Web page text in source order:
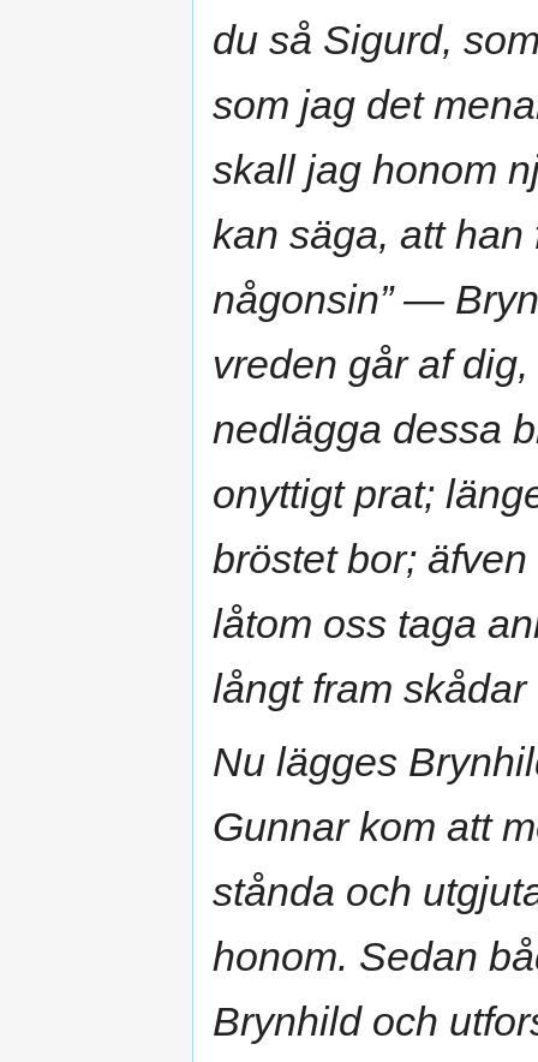
du så Sigurd,
som jag det
skall jag honom
kan säga, att
någonsin” —
vreden går af
nedlägga dessa
onyttigt prat;
bröstet bor;
låtom oss taga
långt fram skådar
Nu lägges
Gunnar kom att
stånda och
honom. Sedan
Brynhild och